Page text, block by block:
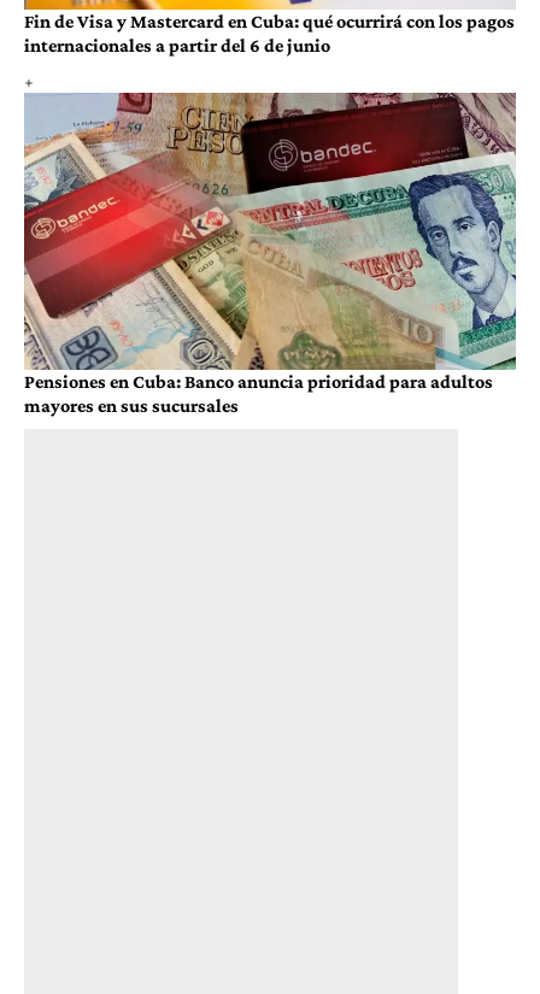
Fin de Visa y Mastercard en Cuba: qué ocurrirá con los pagos
internacionales a partir del 6 de junio
Pensiones en Cuba: Banco anuncia prioridad para adultos
mayores en sus sucursales